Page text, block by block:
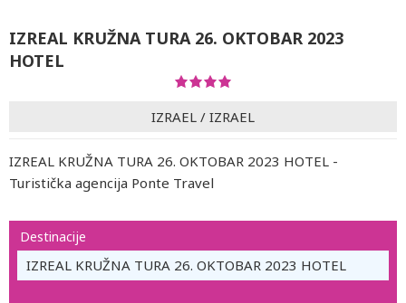
IZREAL KRUŽNA TURA 26. OKTOBAR 2023
HOTEL
IZRAEL / IZRAEL
IZREAL KRUŽNA TURA 26. OKTOBAR 2023 HOTEL -
Turistička agencija Ponte Travel
Destinacije
IZREAL KRUŽNA TURA 26. OKTOBAR 2023 HOTEL